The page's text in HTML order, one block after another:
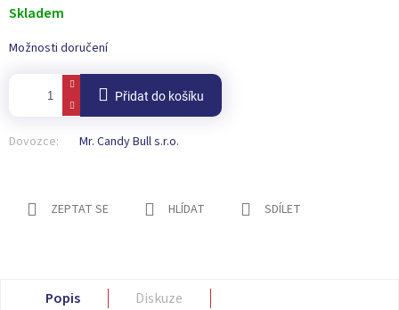
cena:
Skladem
Možnosti doručení
Přidat do košíku
Dovozce: Mr. Candy Bull s.r.o.
ZEPTAT SE HLÍDAT SDÍLET
Popis
Diskuze